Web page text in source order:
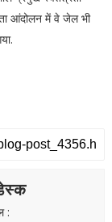
आंदोलन में वे जेल भी
: